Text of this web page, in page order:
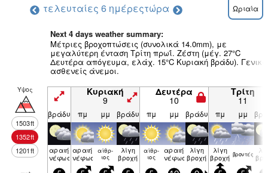
τελευταίες 6 ημέρεςτώρα Ωριαία
Next 4 days weather summary:
Μέτριες βροχοπτώσεις (συνολικά 14.0mm), με
μεγαλύτερη ένταση Τρίτη πρωΐ. Ζέστη (μέγ. 27°C
Δευτέρα απόγευμα, ελάχ. 15°C Κυριακή βράδυ). Γενικά
ασθενείς άνεμοι.
Υψος
1503ft
1352ft
1201ft
Κυριακή
9
Δευτέρα
10
Τρίτη
11
βράδυ πμ μμ βράδυ πμ μμ βράδυ πμ μμ
αραιή
νέφωση
αραιή
νέφωση
αίθρ­
ιος
λίγη
βροχή
αίθρ­
ιος
αραιή
νέφωση
λίγη
βροχή
λίγη
βροχή βρον­τές